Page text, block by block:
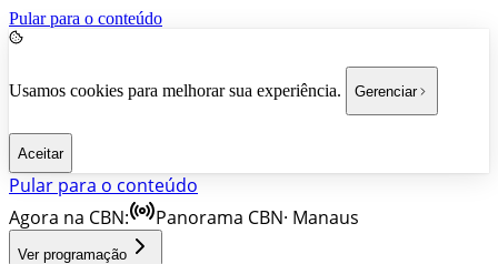
Pular para o conteúdo
Usamos cookies para melhorar sua experiência. Gerenciar
Aceitar
Pular para o conteúdo
Agora na CBN:
Panorama CBN· Manaus
Ver programação